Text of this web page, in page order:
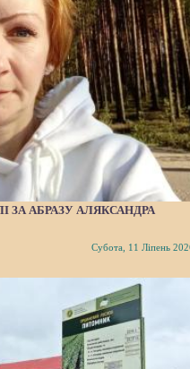
ЗА АБРАЗУ АЛЯКСАНДРА
Субота, 11 Ліпень